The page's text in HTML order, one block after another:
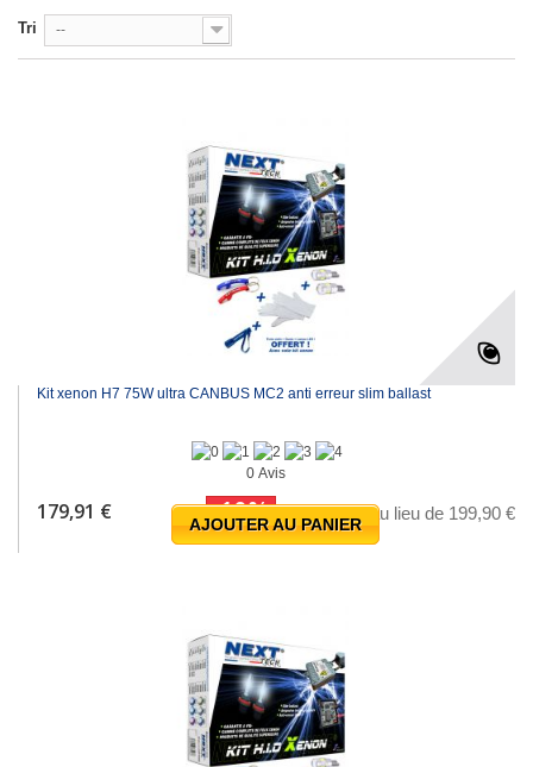
Tri --
Kit xenon H7 75W ultra CANBUS MC2 anti erreur slim ballast
0 Avis
179,91 € au lieu de 199,90 €
-10%
AJOUTER AU PANIER